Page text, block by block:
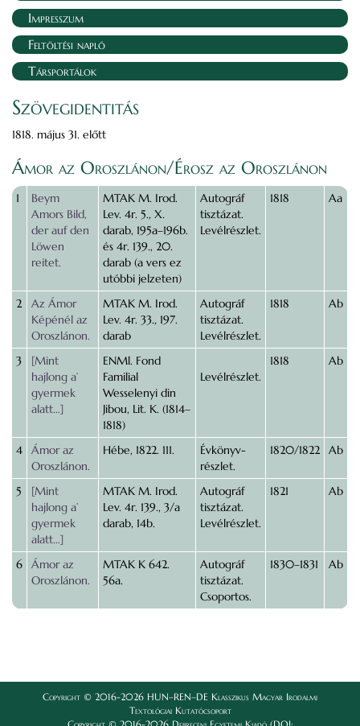
Impresszum
Feltöltési napló
Társportálok
Szövegidentitás
1818. május 31. előtt
Ámor az Oroszlánon/Érosz az Oroszlánon
1
Beym
Amors Bild,
der auf den
Löwen
reitet.
MTAK M. Irod.
Lev. 4r. 5., X.
darab, 195a–196b.
és 4r. 139., 20.
darab (a vers ez
utóbbi jelzeten)
Autográf
tisztázat.
Levélrészlet.
1818 Aa
2
Az Ámor
Képénél az
Oroszlánon.
MTAK M. Irod.
Lev. 4r. 33., 197.
darab
Autográf
tisztázat.
Levélrészlet.
1818 Ab
3
[Mint
hajlong a’
gyermek
alatt…]
ENMl. Fond
Familial
Wesselenyi din
Jibou, Lit. K. (1814–
1818)
Levélrészlet.
1818 Ab
4
Ámor az
Oroszlánon.
Hébe, 1822. 111.
Évkönyv-
részlet.
1820/1822 Ab
5
[Mint
hajlong a’
gyermek
alatt…]
MTAK M. Irod.
Lev. 4r. 139., 3/a
darab, 14b.
Autográf
tisztázat.
Levélrészlet.
1821 Ab
6
Ámor az
Oroszlánon.
MTAK K 642.
56a.
Autográf
tisztázat.
Csoportos.
1830–1831 Ab
Copyright © 2016-2026 HUN–REN–DE Klasszikus Magyar Irodalmi
Textológiai Kutatócsoport